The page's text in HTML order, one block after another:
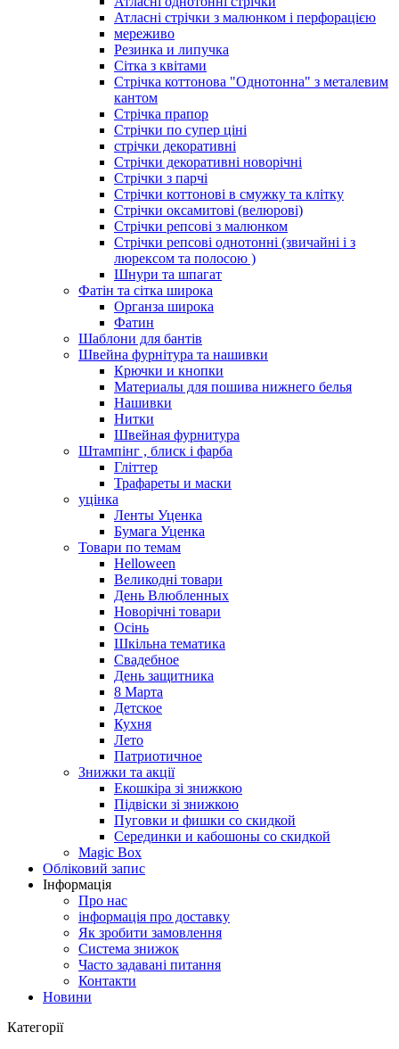
Атласні стрічки з малюнком і перфорацією
мереживо
Резинка и липучка
Сітка з квітами
Стрічка коттонова "Однотонна" з металевим
кантом
Стрічка прапор
Стрічки по супер ціні
стрічки декоративні
Стрічки декоративні новорічні
Стрічки з парчі
Стрічки коттонові в смужку та клітку
Стрічки оксамитові (велюрові)
Стрічки репсові з малюнком
Стрічки репсові однотонні (звичайні і з
люрексом та полосою )
Шнури та шпагат
Фатін та сітка широка
Органза широка
Фатин
Шаблони для бантів
Швейна фурнітура та нашивки
Крючки и кнопки
Материалы для пошива нижнего белья
Нашивки
Нитки
Швейная фурнитура
Штампінг , блиск і фарба
Гліттер
Трафареты и маски
уцінка
Ленты Уценка
Бумага Уценка
Товари по темам
Helloween
Великодні товари
День Влюбленных
Новорічні товари
Осінь
Шкільна тематика
Свадебное
День защитника
8 Марта
Детское
Кухня
Лето
Патриотичное
Знижки та акції
Екошкіра зі знижкою
Підвіски зі знижкою
Пуговки и фишки со скидкой
Серединки и кабошоны со скидкой
Magic Box
Обліковий запис
Інформація
Про нас
інформація про доставку
Як зробити замовлення
Система знижок
Часто задавані питання
Контакти
Новини
Категорії